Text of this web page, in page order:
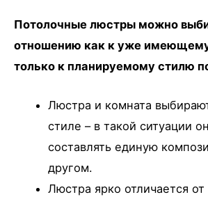
Потолочные люстры можно
отношению как к уже
только к планируемому стилю
Люстра и комната
стиле – в такой ситуации
составлять единую
другом.
Люстра ярко отличается